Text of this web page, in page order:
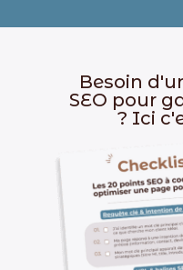
Besoin
SEO pour
? Ici